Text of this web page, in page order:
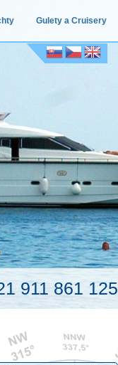
Gulety a Cruisery
911 861 125